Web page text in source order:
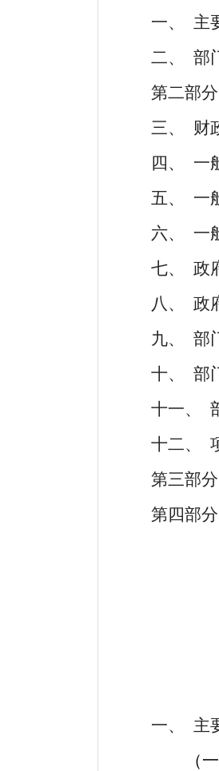
一、
主
二、
部
第二部分
三、
财
四、
一
五、
一
六、
一
七、
政
八、
政
九、
部
十、
部
十一、
十二、
第三部分
第四部分
一、
主
（一